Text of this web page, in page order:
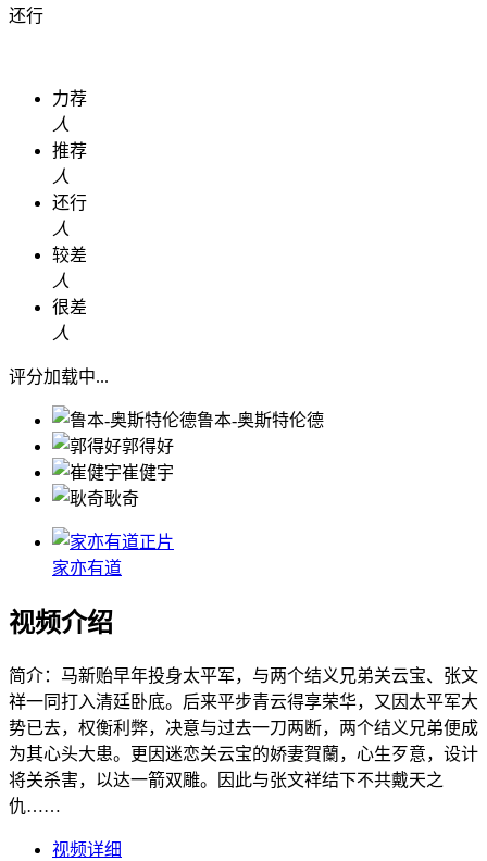
还行
力荐
人
推荐
人
还行
人
较差
人
很差
人
评分加载中...
鲁本-奥斯特伦德
郭得好
崔健宇
耿奇
正片
家亦有道
视频介绍
简介： 马新贻早年投身太平军，与两个结义兄弟关云宝、张文
祥一同打入清廷卧底。后来平步青云得享荣华，又因太平军大
势已去，权衡利弊，决意与过去一刀两断，两个结义兄弟便成
为其心头大患。更因迷恋关云宝的娇妻賀蘭，心生歹意，设计
将关杀害，以达一箭双雕。因此与张文祥结下不共戴天之
仇……
视频详细